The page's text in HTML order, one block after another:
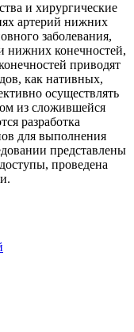
и хирургические
артерий нижних
заболевания,
нижних конечностей,
приводят
как нативных,
осуществлять
из сложившейся
разработка
для выполнения
представлены
проведена